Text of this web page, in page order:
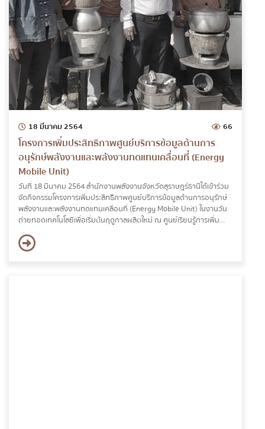
18 มีนาคม 2564 66
โครงการเพิ่มประสิทธิภาพศูนย์บริการข้อมูลด้านการ
อนุรักษ์พลังงานและพลังงานทดแทนเคลื่อนที่ (Energy
Mobile Unit)
วันที่ 18 มีนาคม 2564 สำนักงานพลังงานจังหวัดสุราษฎร์ธานีได้เข้าร่วม
จัดกิจกรรมโครงการเพิ่มประสิทธิภาพศูนย์บริการข้อมูลด้านการอนุรักษ์
พลังงานและพลังงานทดแทนเคลื่อนที่ (Energy Mobile Unit) ในงานวัน
ถ่ายทอดเทคโนโลยีเพื่อเริ่มต้นฤดูกาลผลิตใหม่ ณ ศูนย์เรียนรู้การเพิ่ม
ประสิทธิภาพการผลิตสินค้าเกษตร ตำบลคลองน้อย อำเภอเมือง จังหวัด
สุราษฎร์ธานี